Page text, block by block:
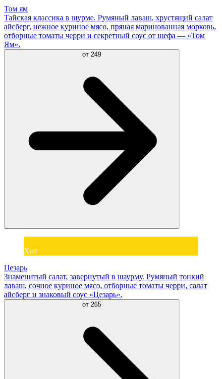
Том ям
Тайская классика в шурме. Румяный лаваш, хрустящий салат
айсберг, нежное куриное мясо, пряная маринованная морковь,
отборные томаты черри и секретный соус от шефа — «Том
Ям».
от 249
Хит
Цезарь
Знаменитый салат, завернутый в шаурму. Румяный тонкий
лаваш, сочное куриное мясо, отборные томаты черри, салат
айсберг и знаковый соус «Цезарь».
от 265